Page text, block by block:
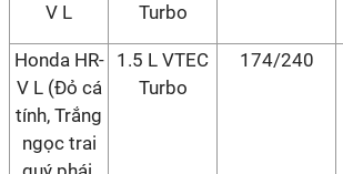
V L
Turbo
Honda HR-
V L (Đỏ cá
tính, Trắng
ngọc trai
1.5 L VTEC
Turbo
174/240